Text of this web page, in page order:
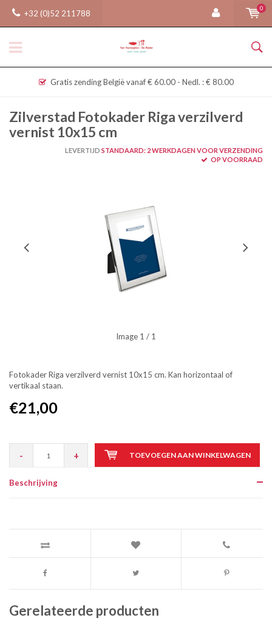
+32 (0)52 211788
0
Gratis zending België vanaf € 60.00 - Nedl. : € 80.00
Zilverstad Fotokader Riga verzilverd
vernist 10x15 cm
LEVERTIJD STANDAARD: 2 WERKDAGEN VOOR VERZENDING
OP VOORRAAD
Image 1 / 1
Fotokader Riga verzilverd vernist 10x15 cm. Kan horizontaal of
vertikaal staan.
€21,00
- + TOEVOEGEN AAN WINKELWAGEN
Beschrijving
Gerelateerde producten